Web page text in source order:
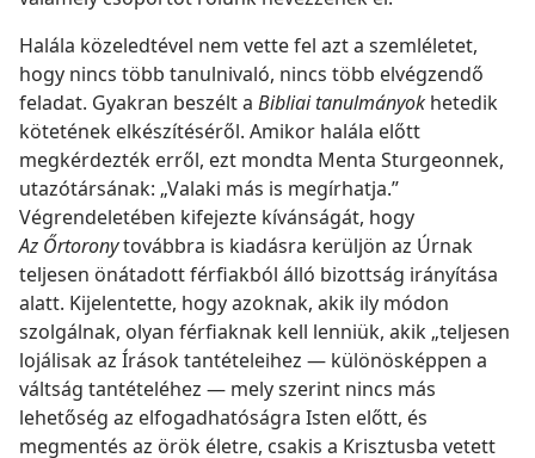
Halála közeledtével nem vette fel azt a szemléletet,
hogy nincs több tanulnivaló, nincs több elvégzendő
feladat. Gyakran beszélt a Bibliai tanulmányok hetedik
kötetének elkészítéséről. Amikor halála előtt
megkérdezték erről, ezt mondta Menta Sturgeonnek,
utazótársának: „Valaki más is megírhatja.”
Végrendeletében kifejezte kívánságát, hogy
Az Őrtoronytovábbra is kiadásra kerüljön az Úrnak
teljesen önátadott férfiakból álló bizottság irányítása
alatt. Kijelentette, hogy azoknak, akik ily módon
szolgálnak, olyan férfiaknak kell lenniük, akik „teljesen
lojálisak az Írások tantételeihez — különösképpen a
váltság tantételéhez — mely szerint nincs más
lehetőség az elfogadhatóságra Isten előtt, és
megmentés az örök életre, csakis a Krisztusba vetett